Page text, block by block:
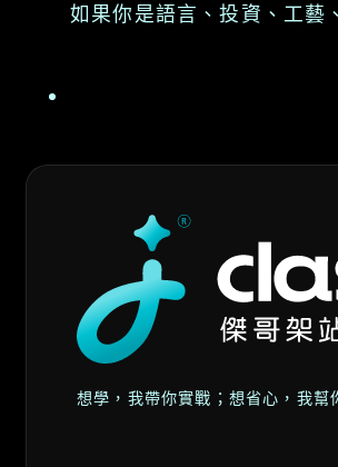
如果你是語言、投資、工藝
想學，我帶你實戰；想省心，我幫